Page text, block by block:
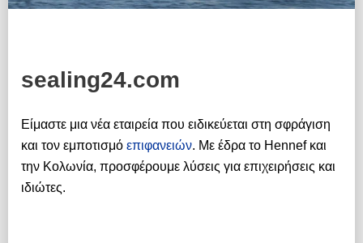
sealing24.com
Είμαστε μια νέα εταιρεία που ειδικεύεται στη σφράγιση
και τον εμποτισμό επιφανειών. Με έδρα το Hennef και
την Κολωνία, προσφέρουμε λύσεις για επιχειρήσεις και
ιδιώτες.